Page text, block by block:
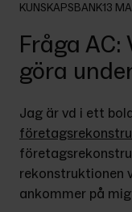
KUNSKAPSBANK13
Fråga
göra
rekonstruktionen
ankommer på